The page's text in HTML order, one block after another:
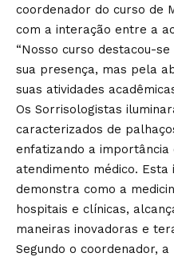
coordenador do curso de
com a interação entre a
“Nosso curso destacou-
sua presença, mas pela
suas atividades
Os Sorrisologistas
caracterizados de
enfatizando a importância
atendimento médico. Esta
demonstra como a
hospitais e clínicas,
maneiras inovadoras e
Segundo o coordenador,